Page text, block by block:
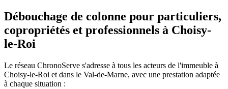
Débouchage de colonne pour particuliers,
copropriétés et professionnels à Choisy-
le-Roi
Le réseau ChronoServe s'adresse à tous les acteurs de l'immeuble à
Choisy-le-Roi et dans le Val-de-Marne, avec une prestation adaptée
à chaque situation :